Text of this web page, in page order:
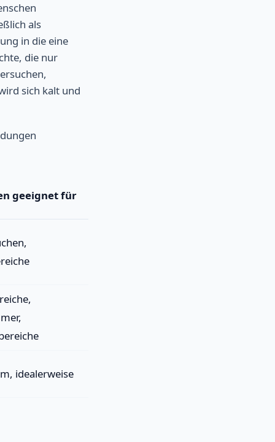
als
in die eine
die nur
sich kalt und
geeignet für
idealerweise